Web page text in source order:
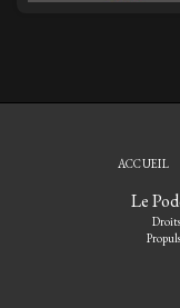
Le
ACCUEIL